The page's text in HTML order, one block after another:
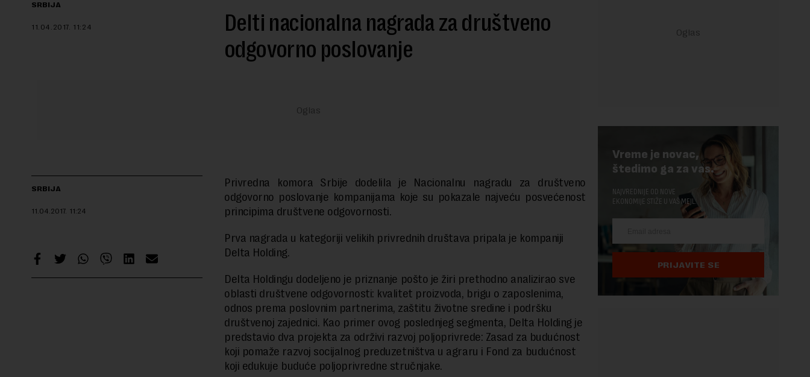
SRBIJA
11.04.2017. 11:24
Delti nacionalna nagrada za društveno
odgovorno poslovanje
SRBIJA
11.04.2017. 11:24
Privredna komora Srbije dodelila je Nacionalnu nagradu za društveno
odgovorno poslovanje kompanijama koje su pokazale najveću posvećenost
principima društvene odgovornosti.
Prva nagrada u kategoriji velikih privrednih društava pripala je kompaniji
Delta Holding.
Delta Holdingu dodeljeno je priznanje pošto je žiri prethodno analizirao sve
oblasti društvene odgovornosti: kvalitet proizvoda, brigu o zaposlenima,
odnos prema poslovnim partnerima, zaštitu životne sredine i podršku
društvenoj zajednici. Kao primer ovog poslednjeg segmenta, Delta Holding je
predstavio dva projekta za održivi razvoj poljoprivrede: Zasad za budućnost
koji pomaže razvoj socijalnog preduzetništva u agraru i Fond za budućnost
koji edukuje buduće poljoprivredne stručnjake.
Vreme je novac,
štedimo ga za vas.
NAJVREDNIJE OD NOVE
EKONOMIJE STIŽE U VAŠ MEJL.
PRIJAVITE SE